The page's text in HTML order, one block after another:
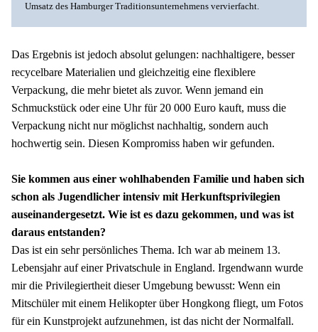
Umsatz des Hamburger Traditionsunternehmens vervierfacht.
Das Ergebnis ist jedoch absolut gelungen: nachhaltigere, besser
recycelbare Materialien und gleichzeitig eine flexiblere
Verpackung, die mehr bietet als zuvor. Wenn jemand ein
Schmuckstück oder eine Uhr für 20 000 Euro kauft, muss die
Verpackung nicht nur möglichst nachhaltig, sondern auch
hochwertig sein. Diesen Kompromiss haben wir gefunden.
Sie kommen aus einer wohlhabenden Familie und haben sich
schon als Jugendlicher intensiv mit Herkunftsprivilegien
auseinandergesetzt. Wie ist es dazu gekommen, und was ist
daraus entstanden?
Das ist ein sehr persönliches Thema. Ich war ab meinem 13.
Lebensjahr auf einer Privatschule in England. Irgendwann wurde
mir die Privilegiertheit dieser Umgebung bewusst: Wenn ein
Mitschüler mit einem Helikopter über Hongkong fliegt, um Fotos
für ein Kunstprojekt aufzunehmen, ist das nicht der Normalfall.